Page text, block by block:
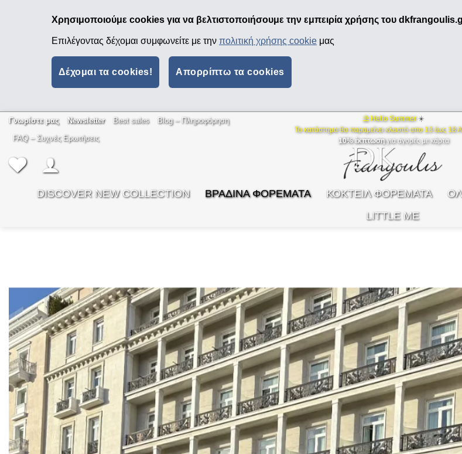
Χρησιμοποιούμε cookies για να βελτιστοποιήσουμε την εμπειρία χρήσης του
Επιλέγοντας δέχομαι συμφωνείτε με την πολιτική χρήσης cookie μας
Δέχομαι τα cookies! Απορρίπτω τα cookies
Μετάβαση
Γνωρίστε μας Newsletter Best sales
Βlog – Πληροφόρηση
FAQ – Συχνές Ερωτήσεις
⛱ Hello Summer ☀️
Το κατάστημα θα παραμείνει κλειστό απο 13 έως 18
10% έκπτωσηγια αγορές με κάρτα
DISCOVER NEW COLLECTION ΒΡΑΔΙΝΑ ΦΟΡΕΜΑΤΑ ΚΟΚΤΕΙΛ ΦΟΡΕΜΑΤΑ
LITTLE ME